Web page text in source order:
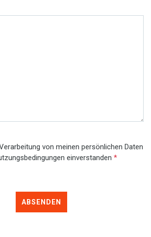
von meinen persönlichen Daten
einverstanden *
ABSENDEN